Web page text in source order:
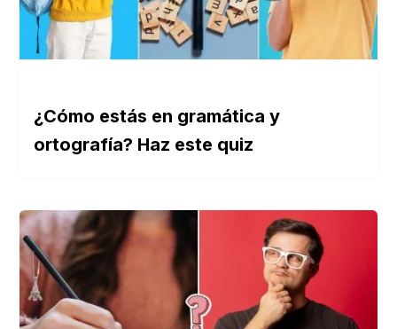
¿Cómo estás en gramática y
ortografía? Haz este quiz